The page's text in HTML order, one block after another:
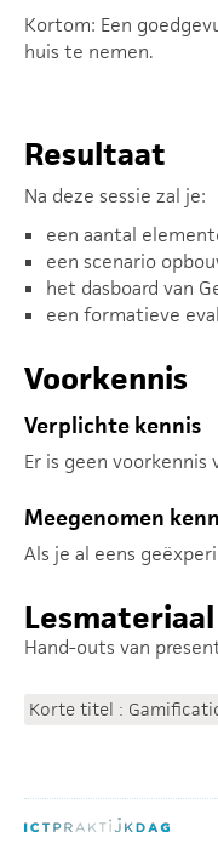
Kortom: Een
huis te nemen.
Resultaat
Na deze sessie zal je:
een aantal
een scenario
het dasboard van
een formatieve
Voorkennis
Verplichte kennis
Er is geen voorkennis
Meegenomen
Als je al eens
Lesmateriaal
Hand-outs van
Korte titel :